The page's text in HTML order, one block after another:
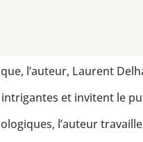
l’auteur, Laurent
et invitent le
l’auteur